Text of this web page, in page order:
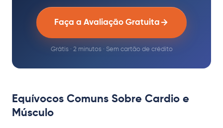
Faça a Avaliação Gratuita
Grátis · 2 minutos · Sem cartão de crédito
Equívocos Comuns Sobre Cardio e
Músculo